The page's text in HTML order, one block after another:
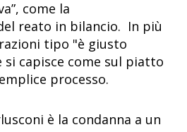
come la
reato in bilancio. In più
tipo "è giusto
si capisce come sul piatto
processo.
è la condanna a un